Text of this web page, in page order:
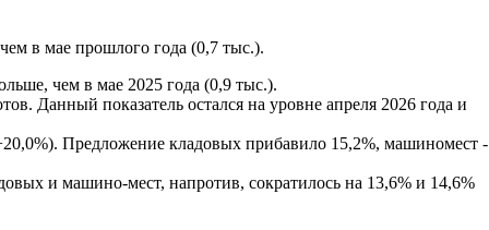
в мае прошлого года (0,7 тыс.).
чем в мае 2025 года (0,9 тыс.).
Данный показатель остался на уровне апреля 2026 года и
Предложение кладовых прибавило 15,2%, машиномест -
и машино-мест, напротив, сократилось на 13,6% и 14,6%